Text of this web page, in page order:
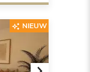
NIEUW